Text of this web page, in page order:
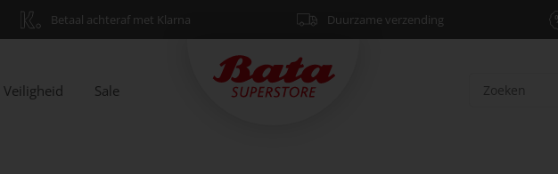
Betaal achteraf met Klarna Duurzame verzending
Veiligheid Sale